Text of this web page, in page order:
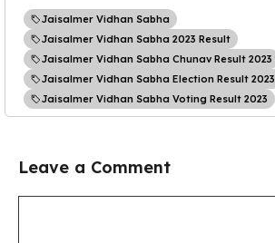
Jaisalmer Vidhan Sabha
Jaisalmer Vidhan Sabha 2023 Result
Jaisalmer Vidhan Sabha Chunav Result 2023
Jaisalmer Vidhan Sabha Election Result 2023
Jaisalmer Vidhan Sabha Voting Result 2023
Leave a Comment